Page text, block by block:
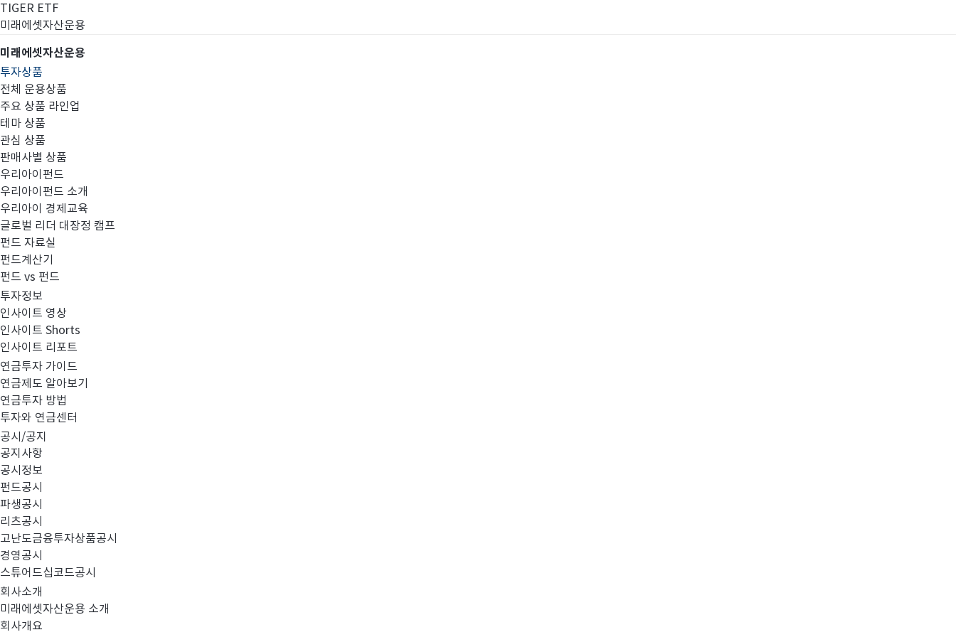
TIGER ETF
미래에셋자산운용
미래에셋자산운용
투자상품
전체 운용상품
주요 상품 라인업
테마 상품
관심 상품
판매사별 상품
우리아이펀드
우리아이펀드 소개
우리아이 경제교육
글로벌 리더 대장정 캠프
펀드 자료실
펀드계산기
펀드 vs 펀드
투자정보
인사이트 영상
인사이트 Shorts
인사이트 리포트
연금투자 가이드
연금제도 알아보기
연금투자 방법
투자와 연금센터
공시/공지
공지사항
공시정보
펀드공시
파생공시
리츠공시
고난도금융투자상품공시
경영공시
스튜어드십코드공시
회사소개
미래에셋자산운용 소개
회사개요
투
자
상
품
검
색
#TDF #차이나
총7건